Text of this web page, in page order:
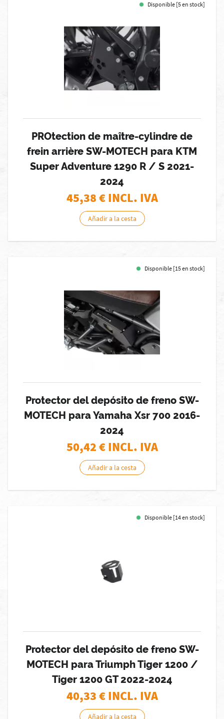
Disponible [5 en stock]
PROtection de maître-cylindre de
frein arrière SW-MOTECH para KTM
Super Adventure 1290 R / S 2021-
2024
45,38€ INCL. IVA
Añadir a la cesta
Disponible [15 en stock]
Protector del depósito de freno SW-
MOTECH para Yamaha Xsr 700 2016-
2024
50,42€ INCL. IVA
Añadir a la cesta
Disponible [14 en stock]
Protector del depósito de freno SW-
MOTECH para Triumph Tiger 1200 /
Tiger 1200 GT 2022-2024
40,33€ INCL. IVA
Añadir a la cesta